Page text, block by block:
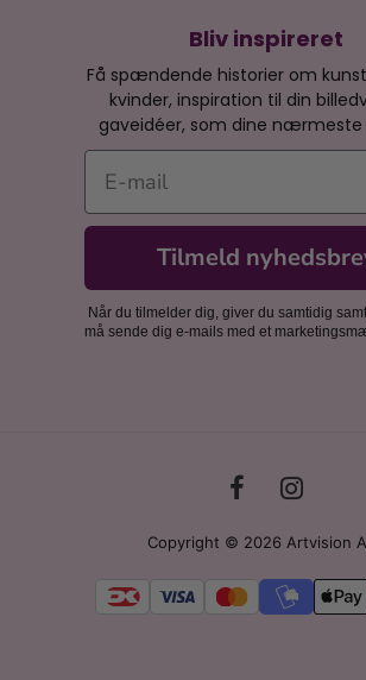
Bliv inspireret
Få spændende historier om
kvinder, inspiration til din
gaveidéer, som dine nærmeste
E-mail
Tilmeld
Når du tilmelder dig, giver du samtidig
må sende dig e-mails med et
Copyright © 2026 Artvision